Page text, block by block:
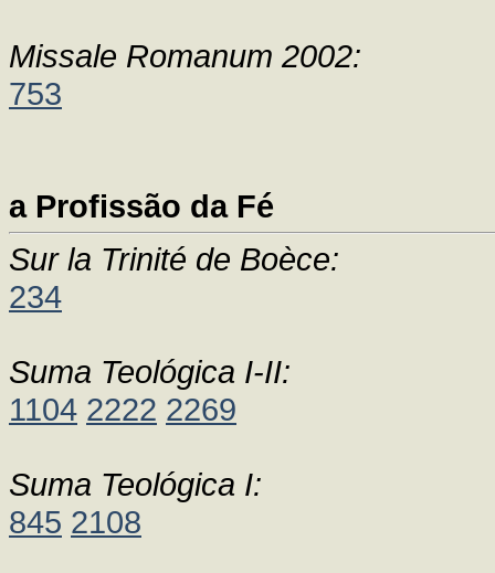
Missale Romanum 2002:
753
a Profissão da Fé
Sur la Trinité de Boèce:
234
Suma Teológica I-II:
1104 2222 2269
Suma Teológica I:
845 2108